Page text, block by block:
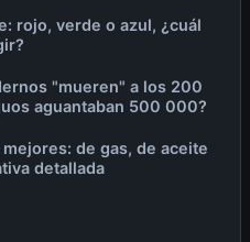
rojo, verde o azul, ¿cuál
"mueren" a los 200
aguantaban 500 000?
de gas, de aceite
detallada